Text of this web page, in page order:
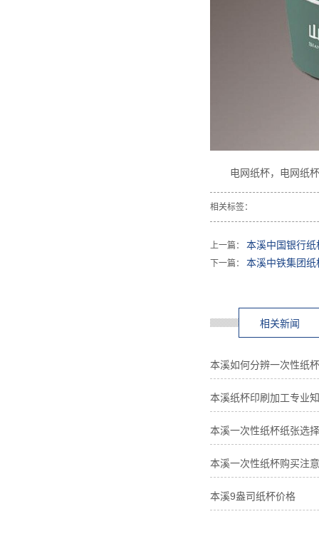
电网纸杯，电网纸
相关标签：
上一篇： 本溪中国银行纸
下一篇： 本溪中铁集团纸
相关新闻
本溪如何分辨一次性纸
本溪纸杯印刷加工专业
本溪一次性纸杯纸张选择
本溪一次性纸杯购买注
本溪9盎司纸杯价格